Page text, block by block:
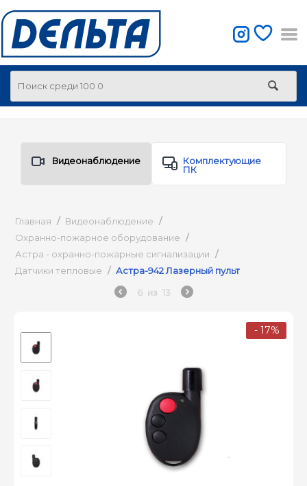
Видеонаблюдение
Комплектующие
ПК
Главная / Видеонаблюдение /
Охранно-пожарное оборудование /
Астра - охранно-пожарные сигнализации /
Датчики тепловые / Астра-942 Лазерный пульт
6 из 13
- 17%